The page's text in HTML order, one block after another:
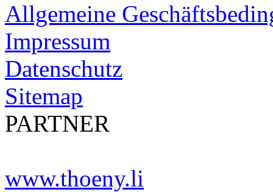
Allgemeine
Impressum
Datenschutz
Sitemap
PARTNER
www.thoeny.li